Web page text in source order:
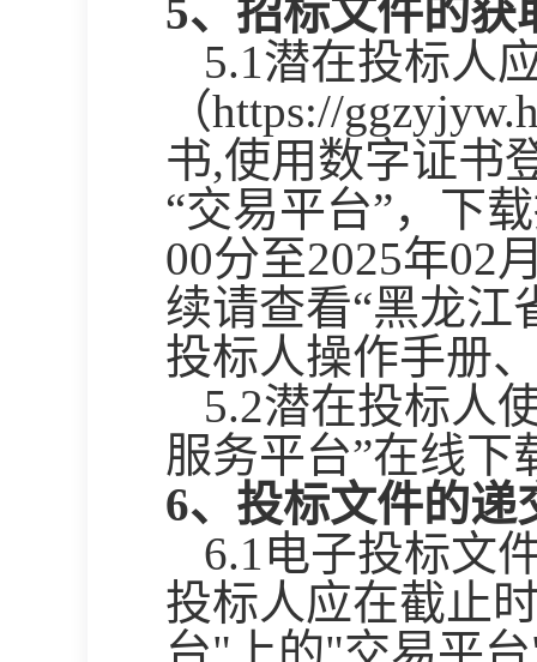
5、招标文件的获
5.1潜在投标人
（https://
书,使用数字证书
“交易平台”，下
00分至2025年02
续请查看“黑龙江
投标人操作手册
5.2潜在投标人
服务平台”在线下
6、投标文件的递
6.1电子投标文
投标人应在截止